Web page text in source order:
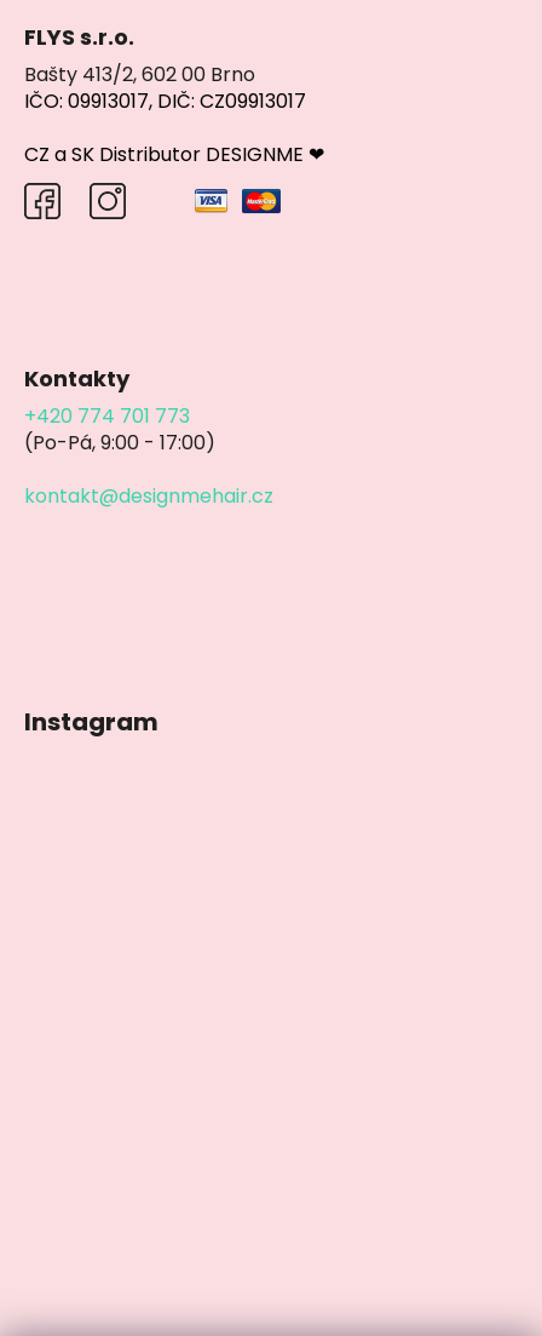
FLYS s.r.o.
Bašty 413/2, 602 00 Brno
IČO: 09913017, DIČ: CZ09913017
CZ a SK Distributor DESIGNME ❤
Kontakty
+420 774 701 773
(Po-Pá, 9:00 - 17:00)
kontakt@designmehair.cz
Instagram